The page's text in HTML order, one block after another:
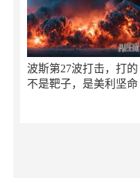
波斯第27波打击，打的
不是靶子，是美利坚命